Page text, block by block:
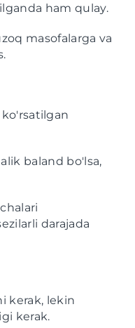
ham qulay.
masofalarga va
baland bo'lsa,
darajada
kerak, lekin
kerak.